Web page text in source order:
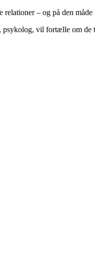
– og på den måde
vil fortælle om de